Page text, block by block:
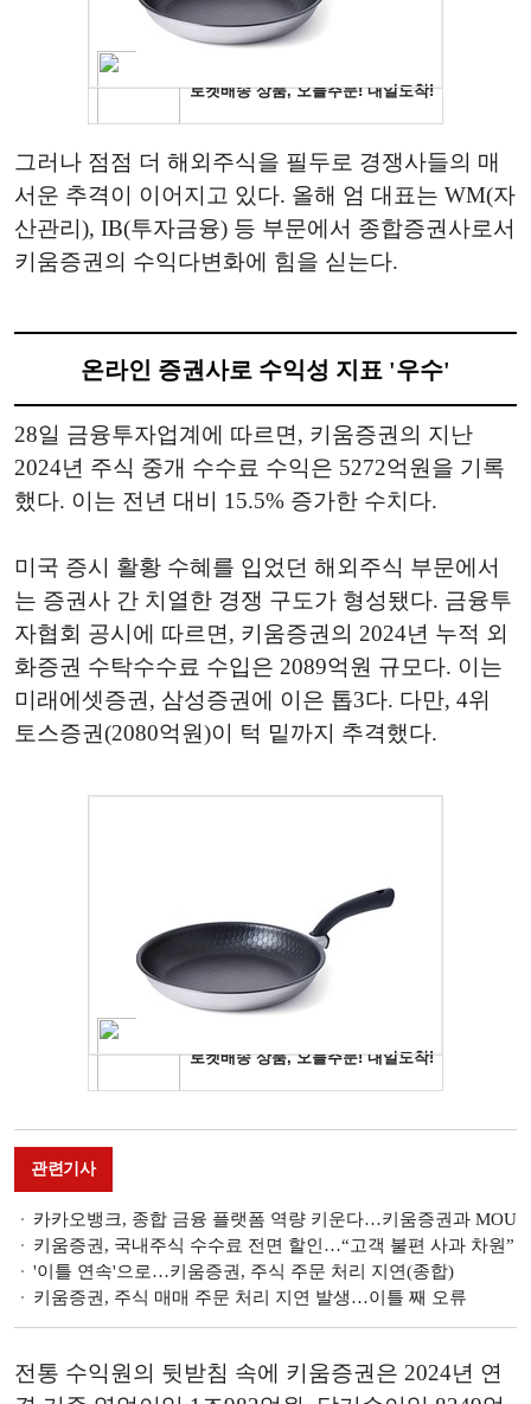
그러나 점점 더 해외주식을 필두로 경쟁사들의 매
서운 추격이 이어지고 있다. 올해 엄 대표는 WM(자
산관리), IB(투자금융) 등 부문에서 종합증권사로서
키움증권의 수익다변화에 힘을 싣는다.
온라인 증권사로 수익성 지표 '우수'
28일 금융투자업계에 따르면, 키움증권의 지난
2024년 주식 중개 수수료 수익은 5272억원을 기록
했다. 이는 전년 대비 15.5% 증가한 수치다.
미국 증시 활황 수혜를 입었던 해외주식 부문에서
는 증권사 간 치열한 경쟁 구도가 형성됐다. 금융투
자협회 공시에 따르면, 키움증권의 2024년 누적 외
화증권 수탁수수료 수입은 2089억원 규모다. 이는
미래에셋증권, 삼성증권에 이은 톱3다. 다만, 4위
토스증권(2080억원)이 턱 밑까지 추격했다.
관련기사
카카오뱅크, 종합 금융 플랫폼 역량 키운다…키움증권과 MOU
키움증권, 국내주식 수수료 전면 할인…“고객 불편 사과 차원”
'이틀 연속'으로…키움증권, 주식 주문 처리 지연(종합)
키움증권, 주식 매매 주문 처리 지연 발생…이틀 째 오류
전통 수익원의 뒷받침 속에 키움증권은 2024년 연